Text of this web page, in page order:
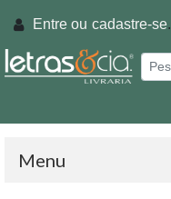
Entre ou cadastre-se.
Menu